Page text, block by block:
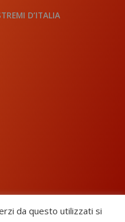
D’ITALIA
da questo utilizzati si